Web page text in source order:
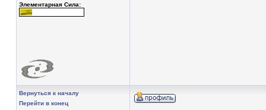
Элементарная Сила:
Вернуться к началу
Перейти в конец